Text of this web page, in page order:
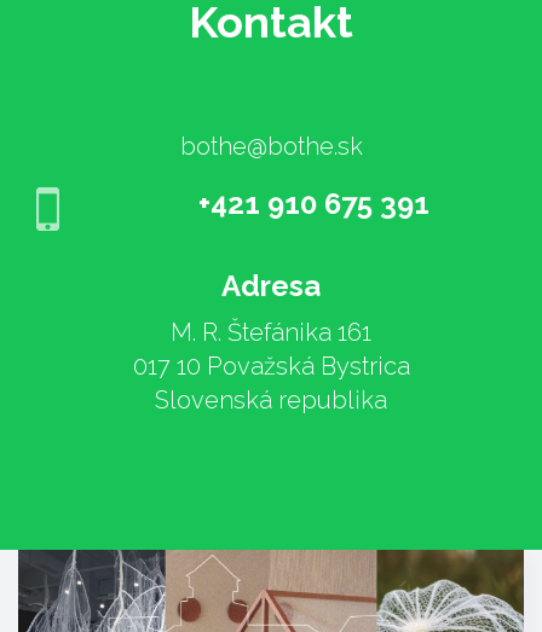
Kontakt
bothe@bothe.sk
+421 910 675 391
Adresa
M. R. Štefánika 161
017 10 Považská Bystrica
Slovenská republika